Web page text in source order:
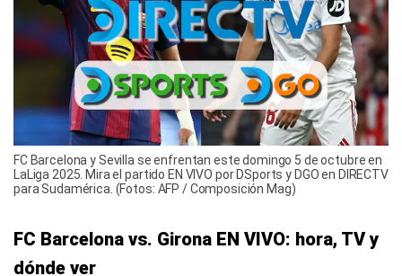
FC Barcelona y Sevilla se enfrentan este domingo 5 de octubre en
LaLiga 2025. Mira el partido EN VIVO por DSports y DGO en DIRECTV
para Sudamérica. (Fotos: AFP / Composición Mag)
FC Barcelona vs. Girona EN VIVO: hora, TV y
dónde ver